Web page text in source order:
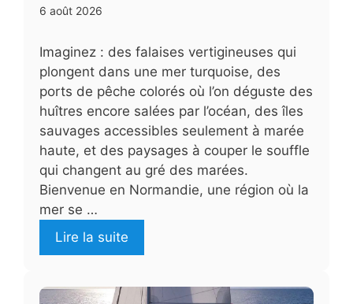
6 août 2026
Imaginez : des falaises vertigineuses qui
plongent dans une mer turquoise, des
ports de pêche colorés où l’on déguste des
huîtres encore salées par l’océan, des îles
sauvages accessibles seulement à marée
haute, et des paysages à couper le souffle
qui changent au gré des marées.
Bienvenue en Normandie, une région où la
mer se …
Lire la suite